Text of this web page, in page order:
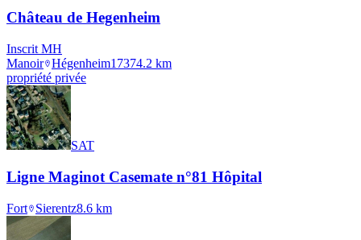
Château de Hegenheim
Inscrit MH
Manoir Hégenheim17374.2 km
propriété privée
SAT
Ligne Maginot Casemate n°81 Hôpital
Fort Sierentz8.6 km